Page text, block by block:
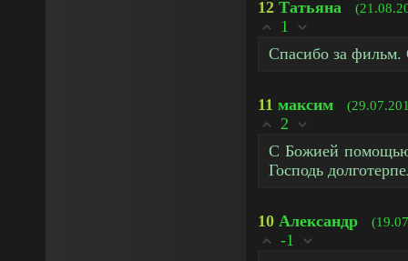
12 Татьяна
1
Спасибо за
11 максим
2
С Божией помощью
Господь
10 Александр
-1